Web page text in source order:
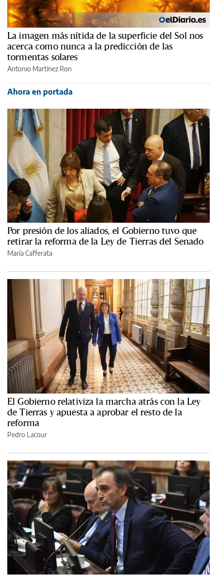
La imagen más nítida de la superficie del Sol nos
acerca como nunca a la predicción de las
tormentas solares
Antonio Martínez Ron
Ahora en portada
Por presión de los aliados, el Gobierno tuvo que
retirar la reforma de la Ley de Tierras del Senado
María Cafferata
El Gobierno relativiza la marcha atrás con la Ley
de Tierras y apuesta a aprobar el resto de la
reforma
Pedro Lacour